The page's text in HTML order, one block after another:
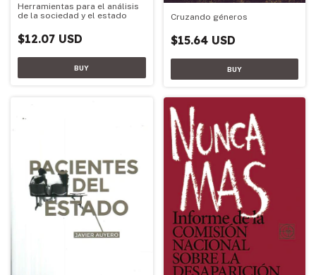
Herramientas para el análisis
de la sociedad y el estado
$12.07 USD
Cruzando géneros
$15.64 USD